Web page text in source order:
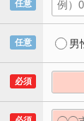
任意
任意 男
必須